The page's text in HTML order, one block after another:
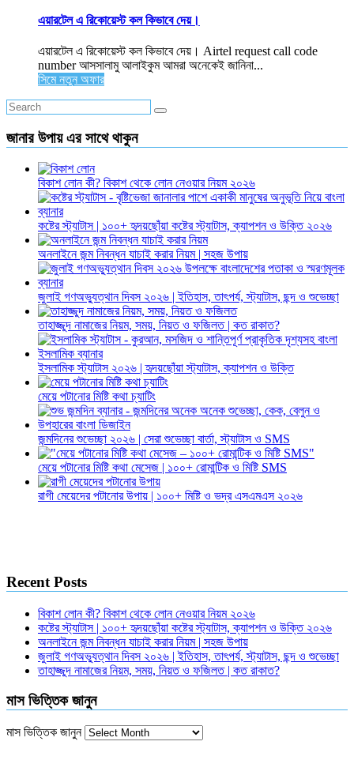
এয়ারটেল এ রিকোয়েস্ট কল কিভাবে দেয়।
এয়ারটেল এ রিকোয়েস্ট কল কিভাবে দেয়। Airtel request call code
number আসসালামু আলাইকুম আমরা অনেকেই জানিনা...
সিমে নতুন ‍অফার
জানার উপায় এর সাথে থাকুন
বিকাশ লোন কী? বিকাশ থেকে লোন নেওয়ার নিয়ম ২০২৬
কষ্টের স্ট্যাটাস | ১০০+ হৃদয়ছোঁয়া কষ্টের স্ট্যাটাস, ক্যাপশন ও উক্তি ২০২৬
অনলাইনে জন্ম নিবন্ধন যাচাই করার নিয়ম | সহজ উপায়
জুলাই গণঅভ্যুত্থান দিবস ২০২৬ | ইতিহাস, তাৎপর্য, স্ট্যাটাস, ছন্দ ও শুভেচ্ছা
তাহাজ্জুদ নামাজের নিয়ম, সময়, নিয়ত ও ফজিলত | কত রাকাত?
ইসলামিক স্ট্যাটাস ২০২৬ | হৃদয়ছোঁয়া স্ট্যাটাস, ক্যাপশন ও উক্তি
মেয়ে পটানোর মিষ্টি কথা চ্যাটিং
জন্মদিনের শুভেচ্ছা ২০২৬ | সেরা শুভেচ্ছা বার্তা, স্ট্যাটাস ও SMS
মেয়ে পটানোর মিষ্টি কথা মেসেজ | ১০০+ রোমান্টিক ও মিষ্টি SMS
রাগী মেয়েদের পটানোর উপায় | ১০০+ মিষ্টি ও ভদ্র এসএমএস ২০২৬
Recent Posts
বিকাশ লোন কী? বিকাশ থেকে লোন নেওয়ার নিয়ম ২০২৬
কষ্টের স্ট্যাটাস | ১০০+ হৃদয়ছোঁয়া কষ্টের স্ট্যাটাস, ক্যাপশন ও উক্তি ২০২৬
অনলাইনে জন্ম নিবন্ধন যাচাই করার নিয়ম | সহজ উপায়
জুলাই গণঅভ্যুত্থান দিবস ২০২৬ | ইতিহাস, তাৎপর্য, স্ট্যাটাস, ছন্দ ও শুভেচ্ছা
তাহাজ্জুদ নামাজের নিয়ম, সময়, নিয়ত ও ফজিলত | কত রাকাত?
মাস ভিত্তিক জানুন
মাস ভিত্তিক জানুন